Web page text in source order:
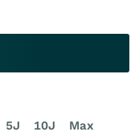
5J 10J Max